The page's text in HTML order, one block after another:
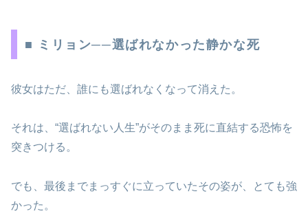
■ ミリョン──選ばれなかった静かな死
彼女はただ、誰にも選ばれなくなって消えた。
それは、“選ばれない人生”がそのまま死に直結する恐怖を
突きつける。
でも、最後までまっすぐに立っていたその姿が、とても強
かった。